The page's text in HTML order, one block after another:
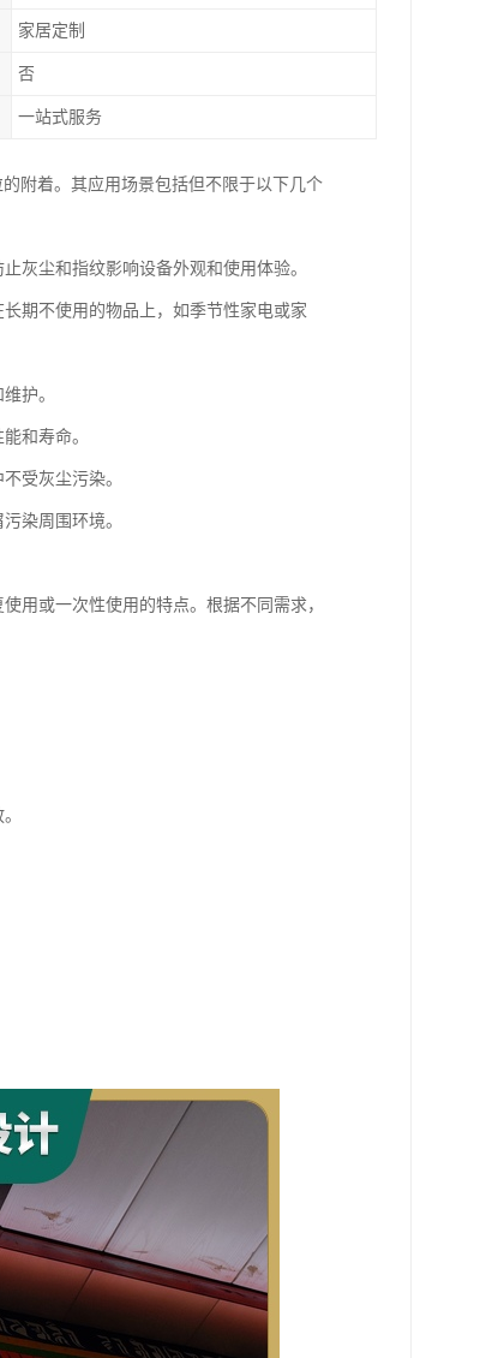
家居定制
否
一站式服务
附着。其应用场景包括但不限于以下几个
灰尘和指纹影响设备外观和使用体验。
期不使用的物品上，如季节性家电或家
护。
和寿命。
受灰尘污染。
染周围环境。
用或一次性使用的特点。根据不同需求，